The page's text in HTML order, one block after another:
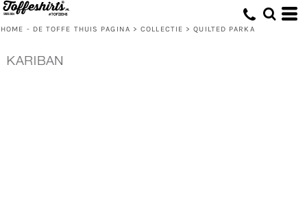
HOME - DE TOFFE THUIS PAGINA > COLLECTIE > QUILTED PARKA